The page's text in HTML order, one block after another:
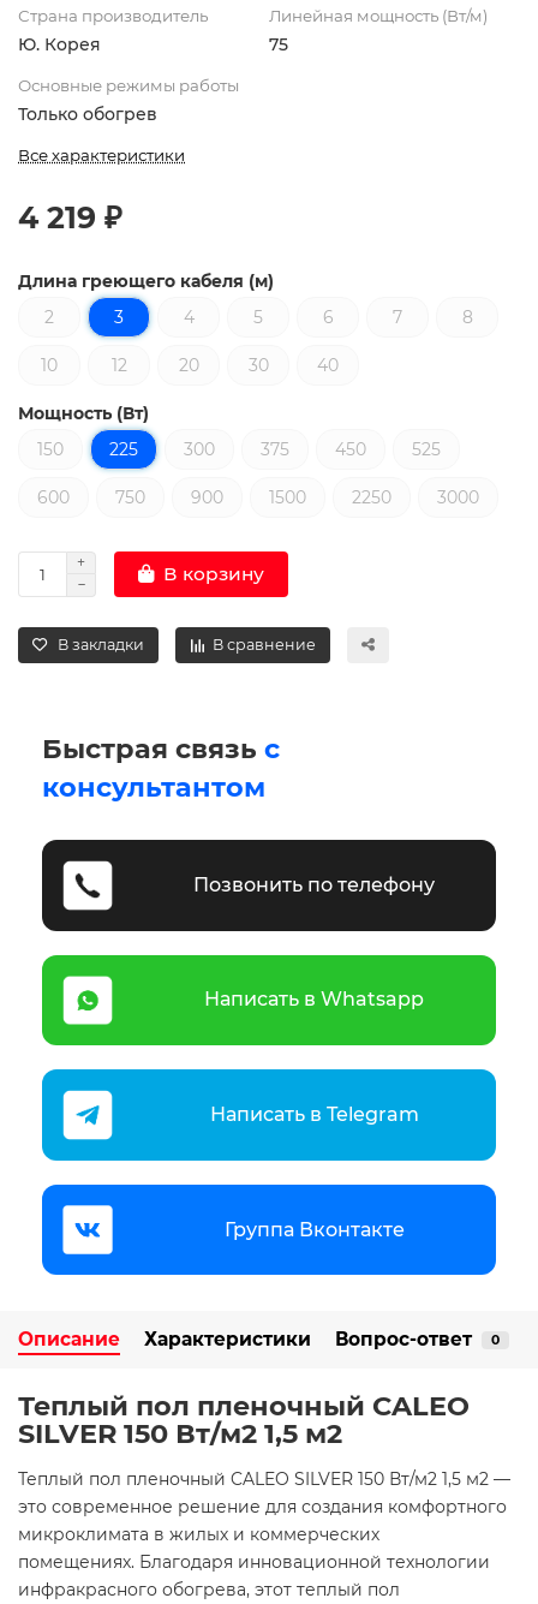
Страна производитель
Ю. Корея
Линейная мощность (Вт/м)
75
Основные режимы работы
Только обогрев
Все характеристики
4 219 ₽
Длина греющего кабеля (м)
2
3 4 5 6 7 8
10 12 20 30 40
Мощность (Вт)
150
225 300 375 450 525
600 750 900 1500 2250 3000
В корзину
В закладки В сравнение
Быстрая связь с
консультантом
Позвонить по телефону
Написать в Whatsapp
Написать в Telegram
Группа Вконтакте
Описание Характеристики Вопрос-ответ 0
Теплый пол пленочный CALEO
SILVER 150 Вт/м2 1,5 м2
Теплый пол пленочный CALEO SILVER 150 Вт/м2 1,5 м2 —
это современное решение для создания комфортного
микроклимата в жилых и коммерческих
помещениях. Благодаря инновационной технологии
инфракрасного обогрева, этот теплый пол